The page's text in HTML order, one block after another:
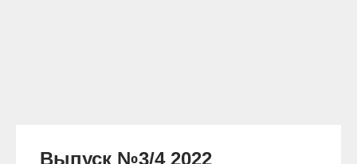
Выпуск №3/4 2022